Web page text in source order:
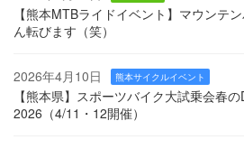
【熊本MTBライドイベント】マウンテ
ん転びます（笑）
2026年4月10日 熊本サイクルイベント
【熊本県】スポーツバイク大試乗会春
2026（4/11・12開催）